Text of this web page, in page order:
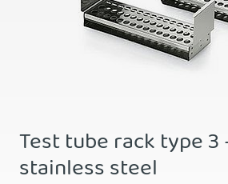
Test tube rack type
stainless steel